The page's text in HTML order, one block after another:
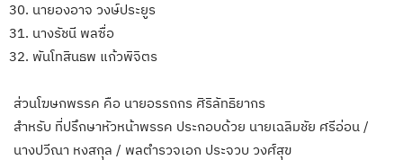
นายองอาจ วงษ์ประยูร
นางรัชนี พลซื่อ
พันโทสินธพ แก้วพิจิตร
ส่วนโฆษกพรรค คือ นายอรรถกร ศิริลัทธิยากร
สำหรับ ที่ปรึกษาหัวหน้าพรรค ประกอบด้วย นายเฉลิมชัย ศรีอ่อน /
นางปวีณา หงสกุล / พลตำรวจเอก ประจวบ วงศ์สุข